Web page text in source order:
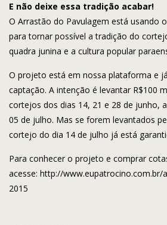
E não deixe essa tradição acabar!
O Arrastão do Pavulagem está usando
para tornar possível a tradição do
quadra junina e a cultura popular
O projeto está em nossa plataforma e
captação. A intenção é levantar R$100
cortejos dos dias 14, 21 e 28 de junho,
05 de julho. Mas se forem levantados
cortejo do dia 14 de julho já está
Para conhecer o projeto e comprar
acesse: http://www.eupatrocino.com.br/
2015